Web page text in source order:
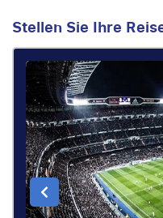
Stellen Sie Ihre